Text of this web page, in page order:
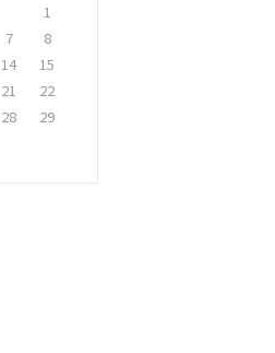
1
7
8
14
15
21
22
28
29